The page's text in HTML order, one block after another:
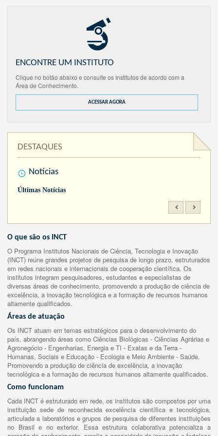
ENCONTRE UM INSTITUTO
Clique no botão abaixo e consulte os Institutos de acordo com a
Área de Conhecimento.
ACESSAR AGORA
DESTAQUES
Notícias
Últimas Notícias
O que são os INCT
O Programa Institutos Nacionais de Ciência, Tecnologia e Inovação
(INCT) reúne grandes projetos de pesquisa de longo prazo, estruturados
em redes nacionais e internacionais de cooperação científica. Os
institutos integram pesquisadores, estudantes e especialistas de
diversas áreas de conhecimento, promovendo a produção de ciência de
excelência, a inovação tecnológica e a formação de recursos humanos
altamente qualificados.
Áreas de atuação
Os INCT atuam em temas estratégicos para o desenvolvimento do
país, abrangendo áreas como Ciências Biológicas - Ciências Agrárias e
Agronegócio - Engenharias, Energia e TI - Exatas e da Terra -
Humanas, Sociais e Educação - Ecologia e Meio Ambiente - Saúde.
Promovendo a produção de ciência de excelência, a inovação
tecnológica e a formação de recursos humanos altamente qualificados.
Como funcionam
Cada INCT é estruturado em rede, os institutos são compostos por uma
instituição sede de reconhecida excelência científica e tecnológica,
articulada a laboratórios e grupos de pesquisa de diferentes instituições
no Brasil e no exterior. Essa estrutura colaborativa potencializa a